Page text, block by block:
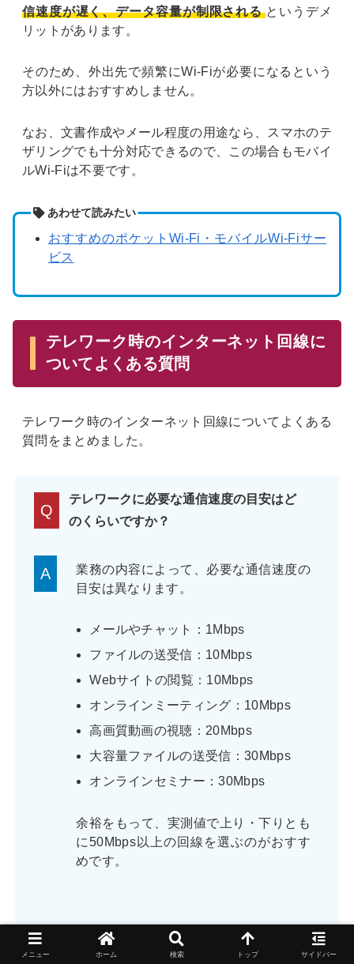
信速度が遅く、データ容量が制限される というデメ
リットがあります。
そのため、外出先で頻繁にWi-Fiが必要になるという
方以外にはおすすめしません。
なお、文書作成やメール程度の用途なら、スマホのテ
ザリングでも十分対応できるので、この場合もモバイ
ルWi-Fiは不要です。
あわせて読みたい
おすすめのポケットWi-Fi・モバイルWi-Fiサー
ビス
テレワーク時のインターネット回線に
ついてよくある質問
テレワーク時のインターネット回線についてよくある
質問をまとめました。
Q
テレワークに必要な通信速度の目安はど
のくらいですか？
A
業務の内容によって、必要な通信速度の
目安は異なります。
メールやチャット：1Mbps
ファイルの送受信：10Mbps
Webサイトの閲覧：10Mbps
オンラインミーティング：10Mbps
高画質動画の視聴：20Mbps
大容量ファイルの送受信：30Mbps
オンラインセミナー：30Mbps
余裕をもって、実測値で上り・下りとも
に50Mbps以上の回線を選ぶのがおすす
めです。
メニュー ホーム 検索 トップ サイドバー